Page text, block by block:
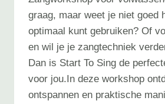
graag, maar weet je niet goed
optimaal kunt gebruiken? Of
en wil je je zangtechniek
Dan is Start To Sing de
voor jou.In deze workshop
ontspannen en praktische